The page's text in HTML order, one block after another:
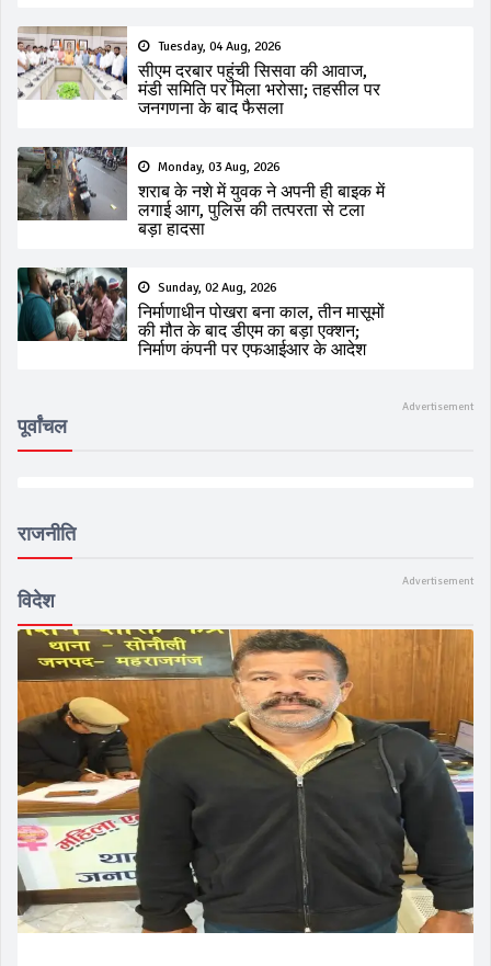
Tuesday, 04 Aug, 2026
सीएम दरबार पहुंची सिसवा की आवाज,
मंडी समिति पर मिला भरोसा; तहसील पर
जनगणना के बाद फैसला
Monday, 03 Aug, 2026
शराब के नशे में युवक ने अपनी ही बाइक में
लगाई आग, पुलिस की तत्परता से टला
बड़ा हादसा
Sunday, 02 Aug, 2026
निर्माणाधीन पोखरा बना काल, तीन मासूमों
की मौत के बाद डीएम का बड़ा एक्शन;
निर्माण कंपनी पर एफआईआर के आदेश
पूर्वांचल
राजनीति
विदेश